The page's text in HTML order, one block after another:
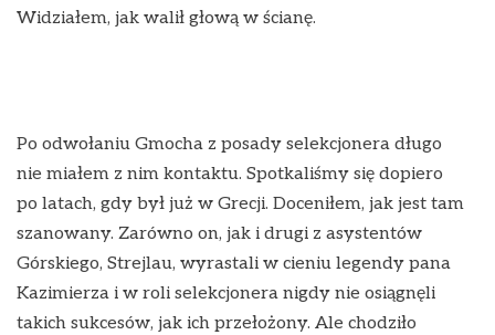
Widziałem, jak walił głową w ścianę.
Po odwołaniu Gmocha z posady selekcjonera długo
nie miałem z nim kontaktu. Spotkaliśmy się dopiero
po latach, gdy był już w Grecji. Doceniłem, jak jest tam
szanowany. Zarówno on, jak i drugi z asystentów
Górskiego, Strejlau, wyrastali w cieniu legendy pana
Kazimierza i w roli selekcjonera nigdy nie osiągnęli
takich sukcesów, jak ich przełożony. Ale chodziło